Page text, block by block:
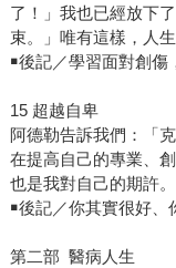
了！」我也已經放下
束。」唯有這樣，人
￭後記／學習面對創傷
15 超越自卑
阿德勒告訴我們：「
在提高自己的專業、
也是我對自己的期許。
￭後記／你其實很好、
第二部 醫病人生